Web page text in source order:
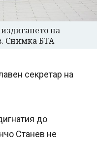
на
Снимка БТА
секретар на
до
Станев не